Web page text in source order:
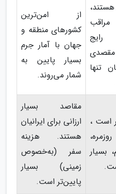
رایج
تنها
از امن‌ترین
کشورهای منطقه و
جهان با آمار جرم
بسیار پایین به
شمار می‌روند.
است ،
بسیار
مقاصد بسیار
ارزانی برای ایرانیان
هستند. هزینه
سفر (به‌خصوص
زمینی) بسیار
پایین‌تر است.